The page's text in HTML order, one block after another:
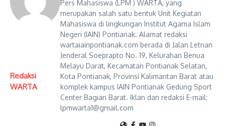
Redaksi
WARTA
Pers Mahasiswa (LPM ) WARTA, yang
merupakan salah satu bentuk Unit Kegiatan
Mahasiswa di lingkungan Institut Agama Islam
Negeri (IAIN) Pontianak. Alamat redaksi
wartaiainpontianak.com berada di Jalan Letnan
Jenderal Soeprapto No. 19, Kelurahan Benua
Melayu Darat, Kecamatan Pontianak Selatan,
Kota Pontianak, Provinsi Kalimantan Barat atau
komplek kampus IAIN Pontianak Gedung Sport
Center Bagian Barat. Iklan dan redaksi E-mail:
lpmwarta1@gmail.com